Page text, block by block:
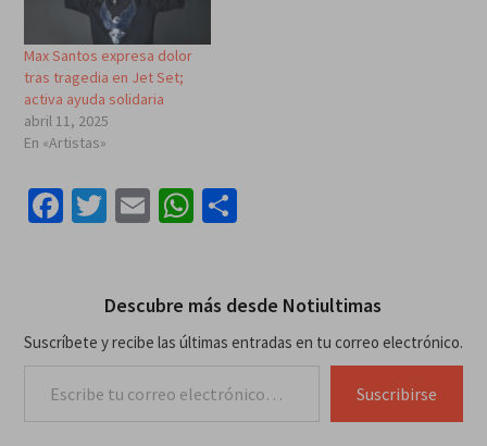
Max Santos expresa dolor
tras tragedia en Jet Set;
activa ayuda solidaria
abril 11, 2025
En «Artistas»
Facebook
Twitter
EmailWhatsApp
Compartir
Descubre más desde Notiultimas
Suscríbete y recibe las últimas entradas en tu correo electrónico.
Suscribirse